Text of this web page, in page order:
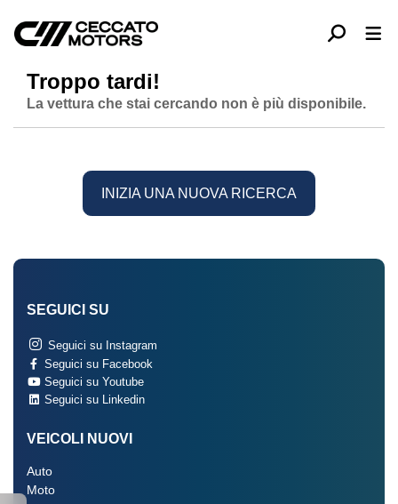
Troppo tardi!
La vettura che stai cercando non è più disponibile.
INIZIA UNA NUOVA RICERCA
SEGUICI SU
Seguici su Instagram
Seguici su Facebook
Seguici su Youtube
Seguici su Linkedin
VEICOLI NUOVI
Auto
Moto